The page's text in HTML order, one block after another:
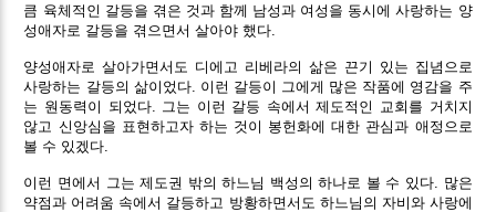
큼 육체적인 갈등을 겪은 것과 함께 남성과 여성을 동시에 사랑하는 양
성애자로 갈등을 겪으면서 살아야 했다.
양성애자로 살아가면서도 디에고 리베라의 삶은 끈기 있는 집념으로
사랑하는 갈등의 삶이었다. 이런 갈등이 그에게 많은 작품에 영감을 주
는 원동력이 되었다. 그는 이런 갈등 속에서 제도적인 교회를 거치지
않고 신앙심을 표현하고자 하는 것이 봉헌화에 대한 관심과 애정으로
볼 수 있겠다.
이런 면에서 그는 제도권 밖의 하느님 백성의 하나로 볼 수 있다. 많은
약점과 어려움 속에서 갈등하고 방황하면서도 하느님의 자비와 사랑에